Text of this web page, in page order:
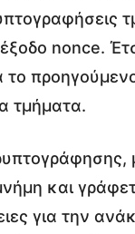
nonce.
το
τμήματα.
και
για την